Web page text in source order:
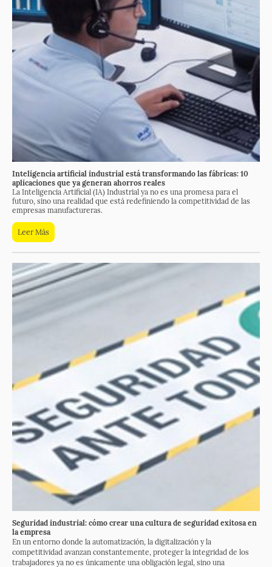
Inteligencia artificial industrial está transformando las fábricas: 10
aplicaciones que ya generan ahorros reales
La Inteligencia Artificial (IA) Industrial ya no es una promesa para el
futuro, sino una realidad que está redefiniendo la competitividad de las
empresas manufactureras.
Leer Más
Seguridad industrial: cómo crear una cultura de seguridad exitosa en
la empresa
En un entorno donde la automatización, la digitalización y la
competitividad avanzan constantemente, proteger la integridad de los
trabajadores ya no es únicamente una obligación legal, sino una